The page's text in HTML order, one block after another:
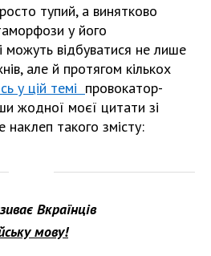
тупий, а винятково
у його
можуть відбуватися не лише
але й протягом кількох
у цій темі провокатор-
жодної моєї цитати зі
такого змісту:
Вкраїнців
мову!